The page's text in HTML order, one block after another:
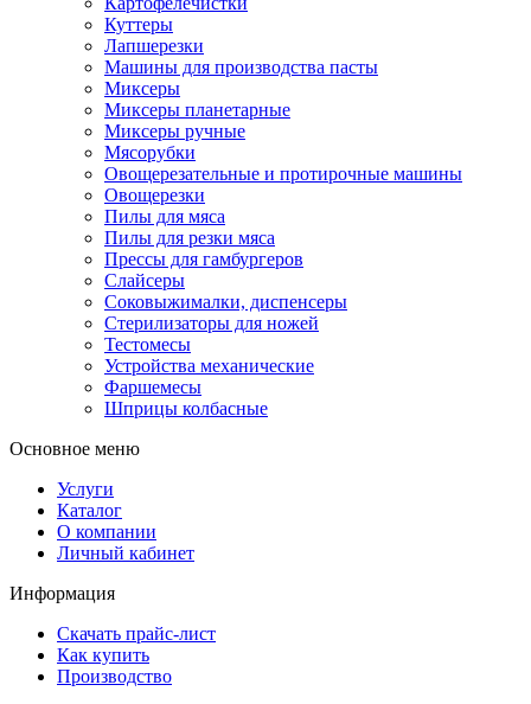
Куттеры
Лапшерезки
Машины для производства пасты
Миксеры
Миксеры планетарные
Миксеры ручные
Мясорубки
Овощерезательные и протирочные машины
Овощерезки
Пилы для мяса
Пилы для резки мяса
Прессы для гамбургеров
Слайсеры
Соковыжималки, диспенсеры
Стерилизаторы для ножей
Тестомесы
Устройства механические
Фаршемесы
Шприцы колбасные
Основное меню
Услуги
Каталог
О компании
Личный кабинет
Информация
Скачать прайс-лист
Как купить
Производство